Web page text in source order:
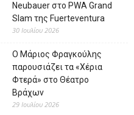
Neubauer στο PWA Grand
Slam της Fuerteventura
30 Ιουλίου 2026
Ο Μάριος Φραγκούλης
παρουσιάζει τα «Χέρια
Φτερά» στο Θέατρο
Βράχων
29 Ιουλίου 2026